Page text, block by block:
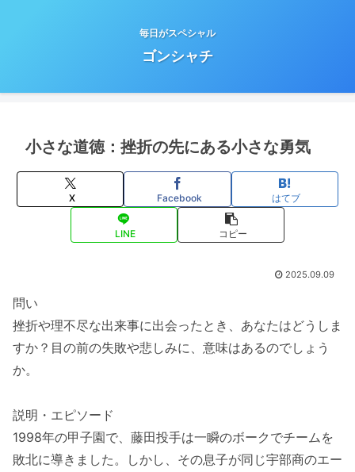
毎日がスペシャル
ゴンシャチ
小さな道徳：挫折の先にある小さな勇気
X Facebook はてブ
LINE コピー
2025.09.09
問い
挫折や理不尽な出来事に出会ったとき、あなたはどうしま
すか？目の前の失敗や悲しみに、意味はあるのでしょう
か。
説明・エピソード
1998年の甲子園で、藤田投手は一瞬のボークでチームを
敗北に導きました。しかし、その息子が同じ宇部商のエー